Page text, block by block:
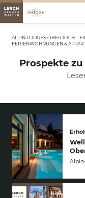
Inklusivleistungen
Angebote
Bildergalerie
Gutschein
Gut zu wissen
Wellness &
ALPIN LODGES OBERJOCH –
FERIENWOHNUNGEN &
Prospekte